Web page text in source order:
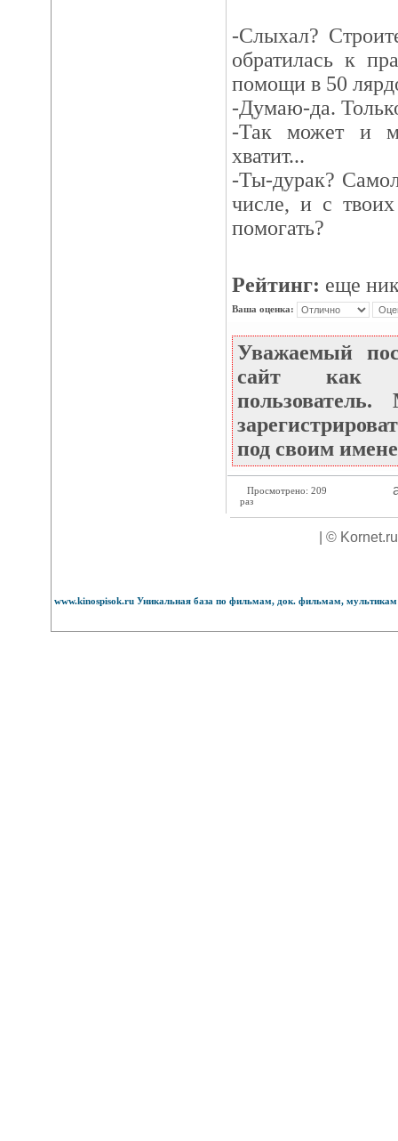
-Слыхал?
обратилась к
помощи в 50
-Думаю-да.
-Так может и
хватит...
-Ты-дурак?
числе, и с
помогать?
Рейтинг: еще
Ваша оценка:
Уважаемый
сайт как
под своим
Просмотрено: 209
раз
| ©
www.kinospisok.ru Уникальная база по фильмам, док. фильмам,